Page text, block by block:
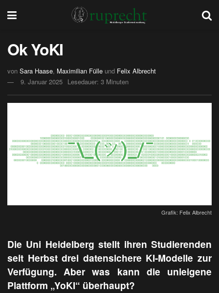
Ok YoKI
von Sara Haase, Maximilian Fülle und Felix Albrecht
9. Januar 2025 Lesedauer: 3 Minuten
Grafik: Felix Albrecht
Die Uni Heidelberg stellt ihren Studierenden
seit Herbst drei datensichere KI-Modelle zur
Verfügung. Aber was kann die unieigene
Plattform „YoKI“ überhaupt?